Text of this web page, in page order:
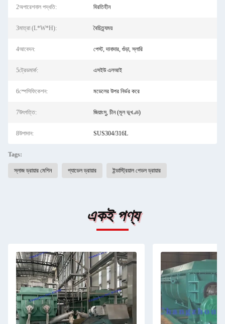
2অপারেশনাল পদ্ধতি: বিরতিহীন
3মাত্রা (L*W*H): বৈচিত্র্যময়
4আবেদন: পেস্ট, দানাদার, গুঁড়া, স্লারি
5ট্রেডমার্ক: এসইউ এলআই
6স্পেসিফিকেশন: মডেলের উপর নির্ভর করে
7উৎপত্তি: জিয়াংসু, চীন (মূল ভূখণ্ড)
8উপাদান: SUS304/316L
Tags:
স্লাজ ড্রায়ার মেশিন প্যাডেল ড্রায়ার ইন্ডাস্ট্রিয়াল পেডল ড্রায়ার
একই পণ্য